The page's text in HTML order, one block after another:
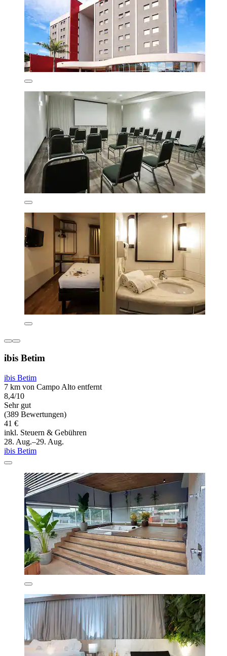
ibis Betim
ibis Betim
7 km von Campo Alto entfernt
8,4/10
Sehr gut
(389 Bewertungen)
41 €
inkl. Steuern & Gebühren
28. Aug.–29. Aug.
ibis Betim